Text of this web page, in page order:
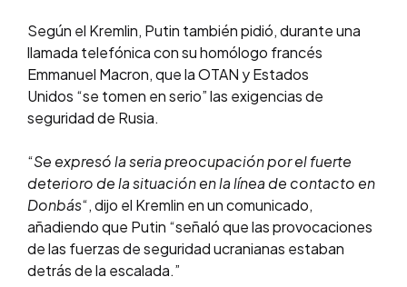
Según el Kremlin, Putin también pidió, durante una
llamada telefónica con su homólogo francés
Emmanuel Macron, que la OTAN y Estados
Unidos “se tomen en serio” las exigencias de
seguridad de Rusia.
“Se expresó la seria preocupación por el fuerte
deterioro de la situación en la línea de contacto en
Donbás“, dijo el Kremlin en un comunicado,
añadiendo que Putin “señaló que las provocaciones
de las fuerzas de seguridad ucranianas estaban
detrás de la escalada.”